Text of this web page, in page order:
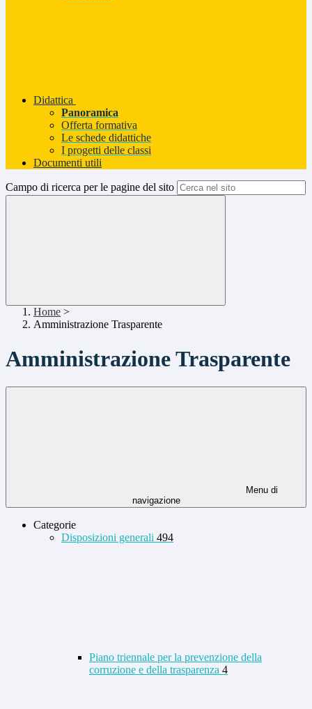
Didattica
Panoramica
Offerta formativa
Le schede didattiche
I progetti delle classi
Documenti utili
Campo di ricerca per le pagine del sito
Home >
Amministrazione Trasparente
Amministrazione Trasparente
Menu di
navigazione
Categorie
Disposizioni generali 494
Piano triennale per la prevenzione della
corruzione e della trasparenza 4